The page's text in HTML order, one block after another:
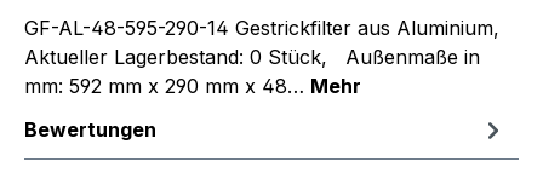
GF-AL-48-595-290-14 Gestrickfilter aus Aluminium,
Aktueller Lagerbestand: 0 Stück, Außenmaße in
mm: 592 mm x 290 mm x 48… Mehr
Bewertungen